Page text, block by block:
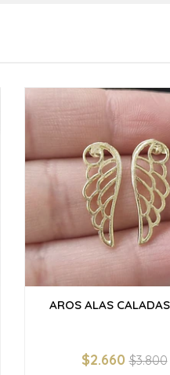
AROS ALAS
+
$2.660 $3.800